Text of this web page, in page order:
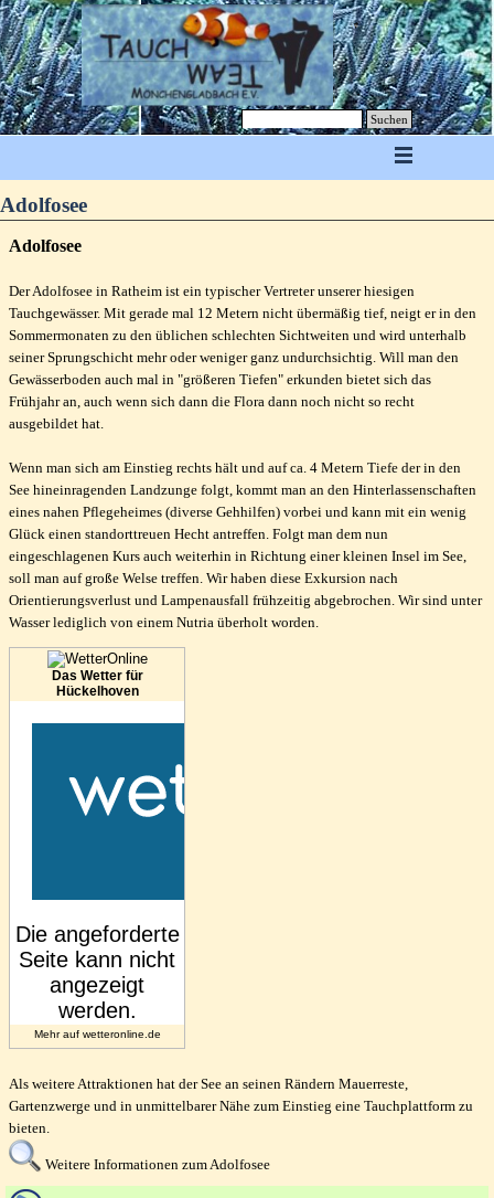
Suchen
Adolfosee
Adolfosee
Der Adolfosee in Ratheim ist ein typischer Vertreter unserer hiesigen
Tauchgewässer. Mit gerade mal 12 Metern nicht übermäßig tief, neigt er in den
Sommermonaten zu den üblichen schlechten Sichtweiten und wird unterhalb
seiner Sprungschicht mehr oder weniger ganz undurchsichtig. Will man den
Gewässerboden auch mal in "größeren Tiefen" erkunden bietet sich das
Frühjahr an, auch wenn sich dann die Flora dann noch nicht so recht
ausgebildet hat.
Wenn man sich am Einstieg rechts hält und auf ca. 4 Metern Tiefe der in den
See hineinragenden Landzunge folgt, kommt man an den Hinterlassenschaften
eines nahen Pflegeheimes (diverse Gehhilfen) vorbei und kann mit ein wenig
Glück einen standorttreuen Hecht antreffen. Folgt man dem nun
eingeschlagenen Kurs auch weiterhin in Richtung einer kleinen Insel im See,
soll man auf große Welse treffen. Wir haben diese Exkursion nach
Orientierungsverlust und Lampenausfall frühzeitig abgebrochen. Wir sind unter
Wasser lediglich von einem Nutria überholt worden.
Das Wetter für
Hückelhoven
Mehr auf wetteronline.de
Als weitere Attraktionen hat der See an seinen Rändern Mauerreste,
Gartenzwerge und in unmittelbarer Nähe zum Einstieg eine Tauchplattform zu
bieten.
Weitere Informationen zum Adolfosee